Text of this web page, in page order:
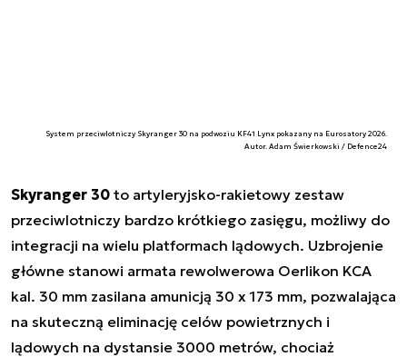
System przeciwlotniczy Skyranger 30 na podwoziu KF41 Lynx pokazany na Eurosatory 2026.
Autor. Adam Świerkowski / Defence24
Skyranger 30 to artyleryjsko-rakietowy zestaw
przeciwlotniczy bardzo krótkiego zasięgu, możliwy do
integracji na wielu platformach lądowych. Uzbrojenie
główne stanowi armata rewolwerowa Oerlikon KCA
kal. 30 mm zasilana amunicją 30 x 173 mm, pozwalająca
na skuteczną eliminację celów powietrznych i
lądowych na dystansie 3000 metrów, chociaż